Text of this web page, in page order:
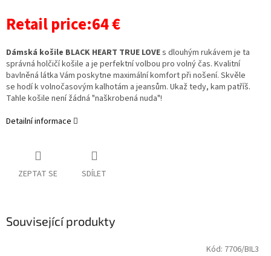
Retail price:64 €
Dámská košile BLACK HEART TRUE LOVEs dlouhým rukávem je ta
správná holčičí košile a je perfektní volbou pro volný čas. Kvalitní
bavlněná látka Vám poskytne maximální komfort při nošení. Skvěle
se hodí k volnočasovým kalhotám a jeansům. Ukaž tedy, kam patříš.
Tahle košile není žádná "naškrobená nuda"!
Detailní informace
ZEPTAT SE SDÍLET
Související produkty
Kód: 7706/BIL3